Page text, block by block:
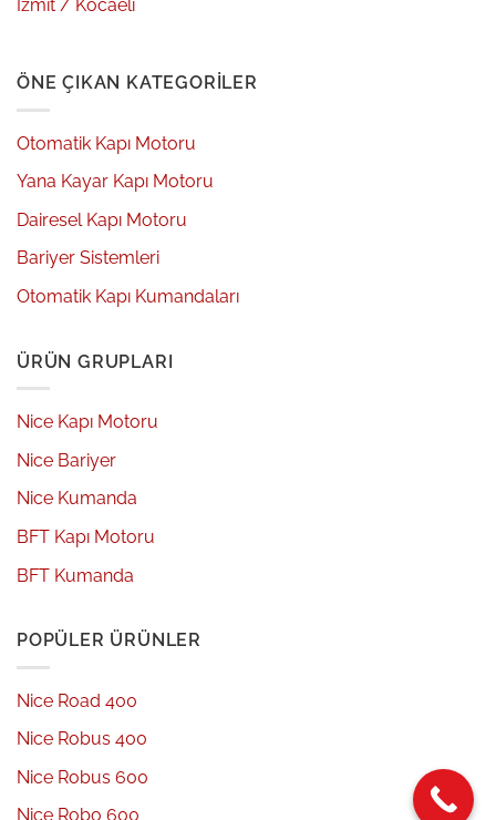
İzmit / Kocaeli
ÖNE ÇIKAN KATEGORILER
Otomatik Kapı Motoru
Yana Kayar Kapı Motoru
Dairesel Kapı Motoru
Bariyer Sistemleri
Otomatik Kapı Kumandaları
ÜRÜN GRUPLARI
Nice Kapı Motoru
Nice Bariyer
Nice Kumanda
BFT Kapı Motoru
BFT Kumanda
POPÜLER ÜRÜNLER
Nice Road 400
Nice Robus 400
Nice Robus 600
Nice Robo 600